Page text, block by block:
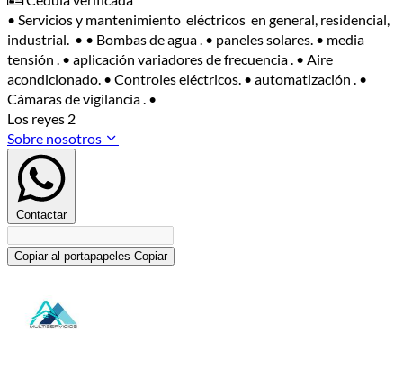
• Servicios y mantenimiento eléctricos en general, residencial,
industrial. • • Bombas de agua . • paneles solares. • media
tensión . • aplicación variadores de frecuencia . • Aire
acondicionado. • Controles eléctricos. • automatización . •
Cámaras de vigilancia . •
Los reyes 2
Sobre nosotros
Contactar
Copiar al portapapeles Copiar